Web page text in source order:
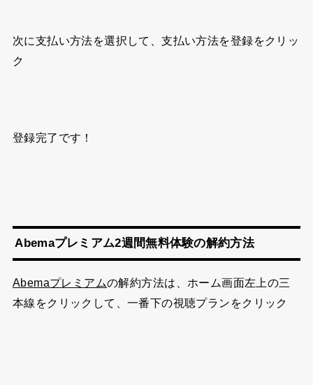
次に支払い方法を選択して、支払い方法を登録をクリッ
ク
登録完了です！
Abemaプレミアム2週間無料体験の解約方法
Abemaプレミアムの解約方法は、ホーム画面左上の三
本線をクリックして、一番下の視聴プランをクリック